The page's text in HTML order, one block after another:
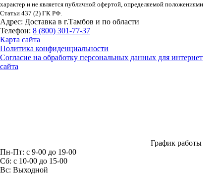
характер и не является публичной офертой, определяемой положениями
Статьи 437 (2) ГК РФ.
Адрес: Доставка в г.Тамбов и по области
Телефон: 8 (800) 301-77-37
Карта сайта
Политика конфиденциальности
Согласие на обработку персональных данных для интернет
сайта
График работы
Пн-Пт: с 9-00 до 19-00
Сб: c 10-00 до 15-00
Вс: Выходной